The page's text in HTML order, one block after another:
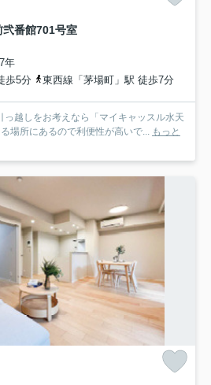
弐番館701号室
年
歩5分
東西線「茅場町」駅 徒歩7分
っ越しをお考えなら「マイキャッスル水天
場所にあるので利便性が高いで...
もっと